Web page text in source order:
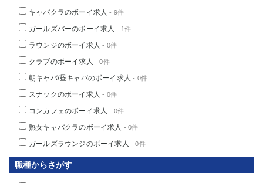
キャバクラのボーイ求人 - 9件
ガールズバーのボーイ求人 - 1件
ラウンジのボーイ求人 - 0件
クラブのボーイ求人 - 0件
朝キャバ/昼キャバのボーイ求人 - 0件
スナックのボーイ求人 - 0件
コンカフェのボーイ求人 - 0件
熟女キャバクラのボーイ求人 - 0件
ガールズラウンジのボーイ求人 - 0件
職種からさがす